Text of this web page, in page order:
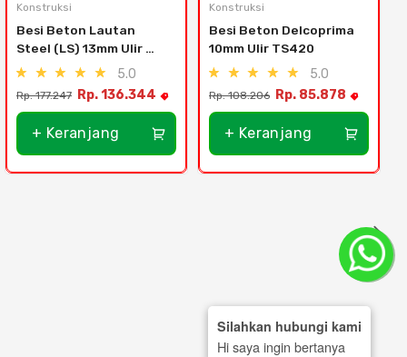
Konstruksi
Besi Beton Lautan
Steel (LS) 13mm Ulir
TS280
5.0
Rp. 177.247 Rp. 136.344
+ Keranjang
Konstruksi
Besi Beton Delcoprima
10mm Ulir TS420
5.0
Rp. 108.206 Rp. 85.878
+ Keranjang
Silahkan hubungi kami
Hi saya ingin bertanya